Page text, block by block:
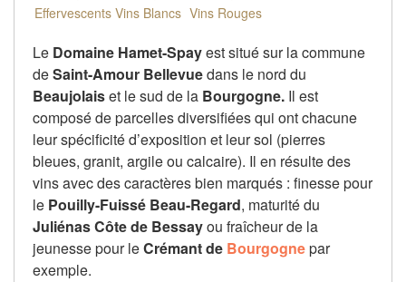
Effervescents Vins Blancs Vins Rouges
Le Domaine Hamet-Spayest situé sur la commune
deSaint-Amour Bellevuedans le nord du
Beaujolaiset le sud de la Bourgogne. Il est
composé de parcelles diversifiées qui ont chacune
leur spécificité d’exposition et leur sol (pierres
bleues, granit, argile ou calcaire). Il en résulte des
vins avec des caractères bien marqués : finesse pour
le Pouilly-Fuissé Beau-Regard, maturité du
Juliénas Côte de Bessayou fraîcheur de la
jeunesse pour leCrémant de Bourgognepar
exemple.